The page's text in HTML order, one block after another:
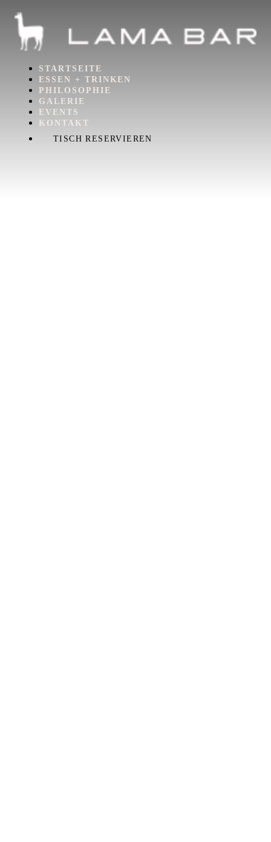
STARTSEITE
ESSEN + TRINKEN
PHILOSOPHIE
GALERIE
EVENTS
KONTAKT
TISCH RESERVIEREN